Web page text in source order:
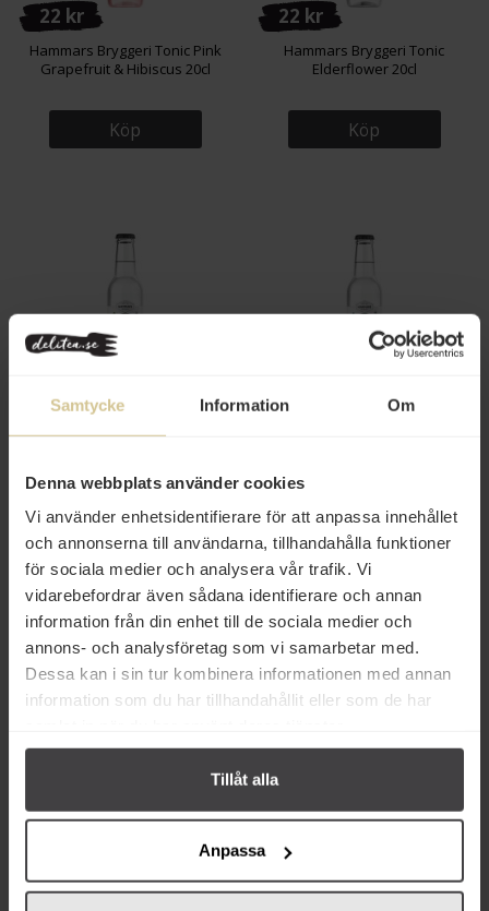
Samtycke Information Om
Denna webbplats använder cookies
Vi använder enhetsidentifierare för att anpassa innehållet
och annonserna till användarna, tillhandahålla funktioner
för sociala medier och analysera vår trafik. Vi
vidarebefordrar även sådana identifierare och annan
information från din enhet till de sociala medier och
annons- och analysföretag som vi samarbetar med.
Dessa kan i sin tur kombinera informationen med annan
information som du har tillhandahållit eller som de har
Tillåt alla
Anpassa
22 kr
Hammars Bryggeri Tonic Pink
Grapefruit & Hibiscus 20cl
Köp
22 kr
Hammars Bryggeri Tonic
Elderflower 20cl
Köp
Hammars Bryggeri Tonic
Köp
Hammars Bryggeri Tonic Ocean